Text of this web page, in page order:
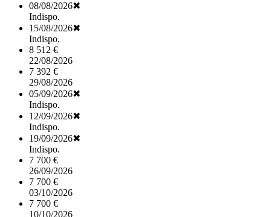
08/08/2026✖
Indispo.
15/08/2026✖
Indispo.
8 512 €
22/08/2026
7 392 €
29/08/2026
05/09/2026✖
Indispo.
12/09/2026✖
Indispo.
19/09/2026✖
Indispo.
7 700 €
26/09/2026
7 700 €
03/10/2026
7 700 €
10/10/2026